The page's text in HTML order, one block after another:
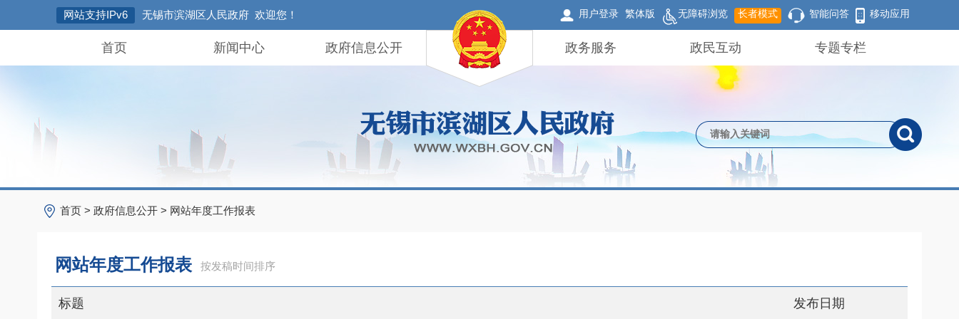
网站支持IPv6 无锡市滨湖区人民政府 欢迎您！ 用户登录 繁体版 无障碍浏览 长者模式 智能问答 移动应用
首页 新闻中心 政府信息公开 政务服务 政民互动 专题专栏
首页 > 政府信息公开 > 网站年度工作报表
网站年度工作报表 按发稿时间排序
标题 发布日期